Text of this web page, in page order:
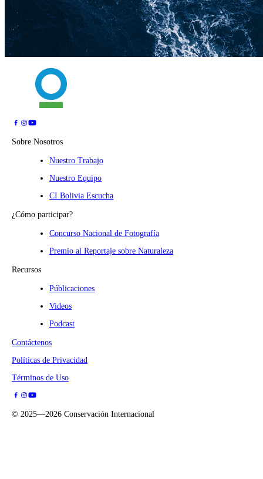
Sobre Nosotros
Nuestro Trabajo
Nuestro Equipo
CI Bolivia Escucha
¿Cómo participar?
Concurso Nacional de Fotografía
Premio al Reportaje sobre Naturaleza
Recursos
Públicaciones
Videos
Podcast
Contáctenos
Políticas de Privacidad
Términos de Uso
© 2025—2026 Conservación Internacional